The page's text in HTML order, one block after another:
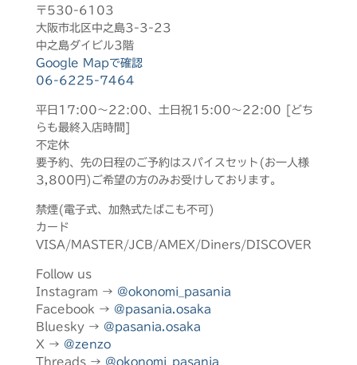
〒530-6103
大阪市北区中之島3-3-23
中之島ダイビル3階
Google Mapで確認
06-6225-7464
平日17:00～22:00、土日祝15:00～22:00 [どち
らも最終入店時間]
不定休
要予約、先の日程のご予約はスパイスセット(お一人様
3,800円)ご希望の方のみお受けしております。
禁煙(電子式、加熱式たばこも不可)
カード
VISA/MASTER/JCB/AMEX/Diners/DISCOVER
Follow us
Instagram → @okonomi_pasania
Facebook → @pasania.osaka
Bluesky → @pasania.osaka
X → @zenzo
Threads → @okonomi_pasania